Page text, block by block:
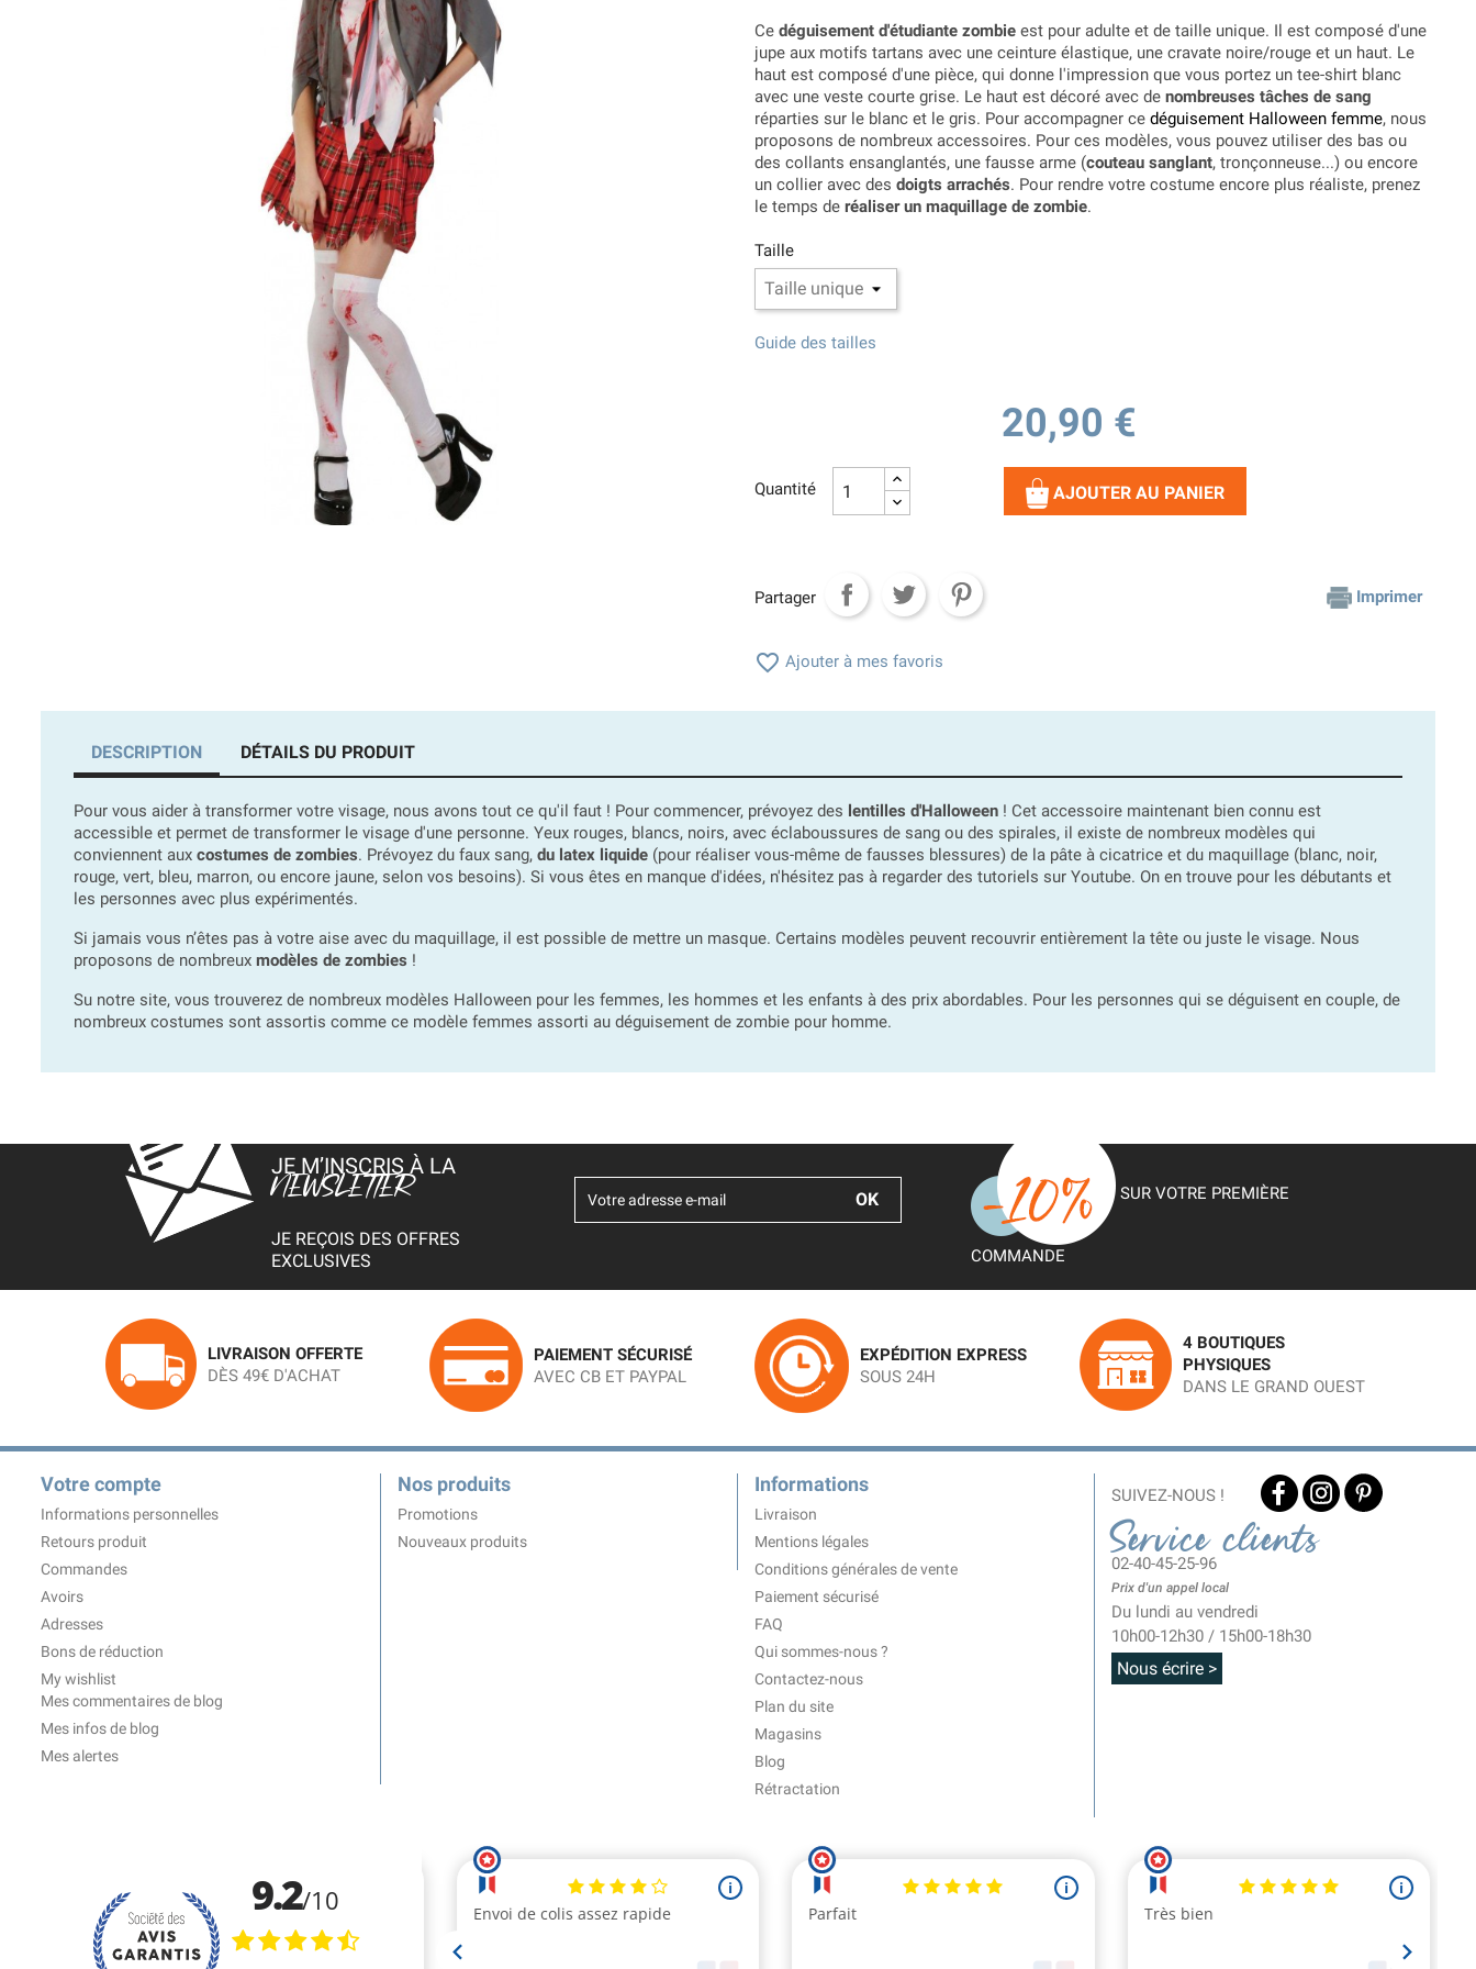
Ce déguisement d'étudiante zombie est pour adulte et de taille unique. Il est composé d'une
jupe aux motifs tartans avec une ceinture élastique, une cravate noire/rouge et un haut. Le
haut est composé d'une pièce, qui donne l'impression que vous portez un tee-shirt blanc
avec une veste courte grise. Le haut est décoré avec de nombreuses tâches de sang
réparties sur le blanc et le gris. Pour accompagner ce déguisement Halloween femme, nous
proposons de nombreux accessoires. Pour ces modèles, vous pouvez utiliser des bas ou
des collants ensanglantés, une fausse arme (couteau sanglant, tronçonneuse...) ou encore
un collier avec des doigts arrachés. Pour rendre votre costume encore plus réaliste, prenez
le temps de réaliser un maquillage de zombie.
Taille
Guide des tailles
20,90 €
Quantité AJOUTER AU PANIER
Partager Imprimer
 Ajouter à mes favoris
DESCRIPTION DÉTAILS DU PRODUIT
Pour vous aider à transformer votre visage, nous avons tout ce qu'il faut ! Pour commencer, prévoyez des lentilles d'Halloween ! Cet accessoire maintenant bien connu est
accessible et permet de transformer le visage d'une personne. Yeux rouges, blancs, noirs, avec éclaboussures de sang ou des spirales, il existe de nombreux modèles qui
conviennent aux costumes de zombies. Prévoyez du faux sang, du latex liquide (pour réaliser vous-même de fausses blessures) de la pâte à cicatrice et du maquillage (blanc, noir,
rouge, vert, bleu, marron, ou encore jaune, selon vos besoins). Si vous êtes en manque d'idées, n'hésitez pas à regarder des tutoriels sur Youtube. On en trouve pour les débutants et
les personnes avec plus expérimentés.
Si jamais vous n’êtes pas à votre aise avec du maquillage, il est possible de mettre un masque. Certains modèles peuvent recouvrir entièrement la tête ou juste le visage. Nous
proposons de nombreux modèles de zombies !
Su notre site, vous trouverez de nombreux modèles Halloween pour les femmes, les hommes et les enfants à des prix abordables. Pour les personnes qui se déguisent en couple, de
nombreux costumes sont assortis comme ce modèle femmes assorti au déguisement de zombie pour homme.
JE M’INSCRIS À LA
NEWSLETTER
JE REÇOIS DES OFFRES
EXCLUSIVES
SUR VOTRE PREMIÈRE
COMMANDE
LIVRAISON OFFERTE
DÈS 49€ D'ACHAT
PAIEMENT SÉCURISÉ
AVEC CB ET PAYPAL
EXPÉDITION EXPRESS
SOUS 24H
4 BOUTIQUES
PHYSIQUES
DANS LE GRAND OUEST
Votre compte
Informations personnelles
Retours produit
Commandes
Avoirs
Adresses
Bons de réduction
My wishlist
Mes commentaires de blog
Mes infos de blog
Mes alertes
Nos produits
Promotions
Nouveaux produits
Informations
Livraison
Mentions légales
Conditions générales de vente
Paiement sécurisé
FAQ
Qui sommes-nous ?
Contactez-nous
Plan du site
Magasins
Blog
Rétractation
SUIVEZ-NOUS !
Service clients
02-40-45-25-96
Prix d'un appel local
Du lundi au vendredi
10h00-12h30 / 15h00-18h30
Nous écrire >